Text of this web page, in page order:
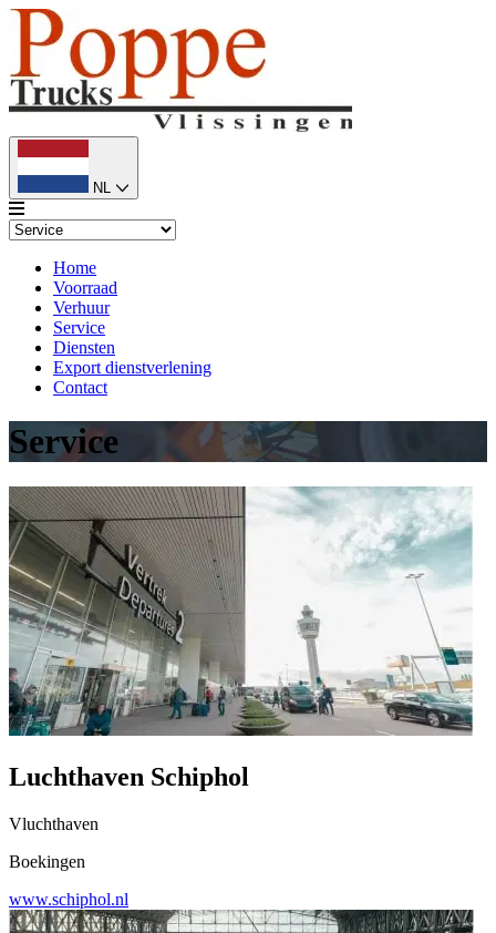
NL
Home
Voorraad
Verhuur
Service
Diensten
Export dienstverlening
Contact
Service
Luchthaven Schiphol
Vluchthaven
Boekingen
www.schiphol.nl